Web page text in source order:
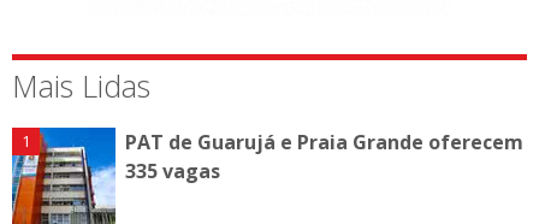
Mais Lidas
PAT de Guarujá e Praia Grande oferecem
335 vagas